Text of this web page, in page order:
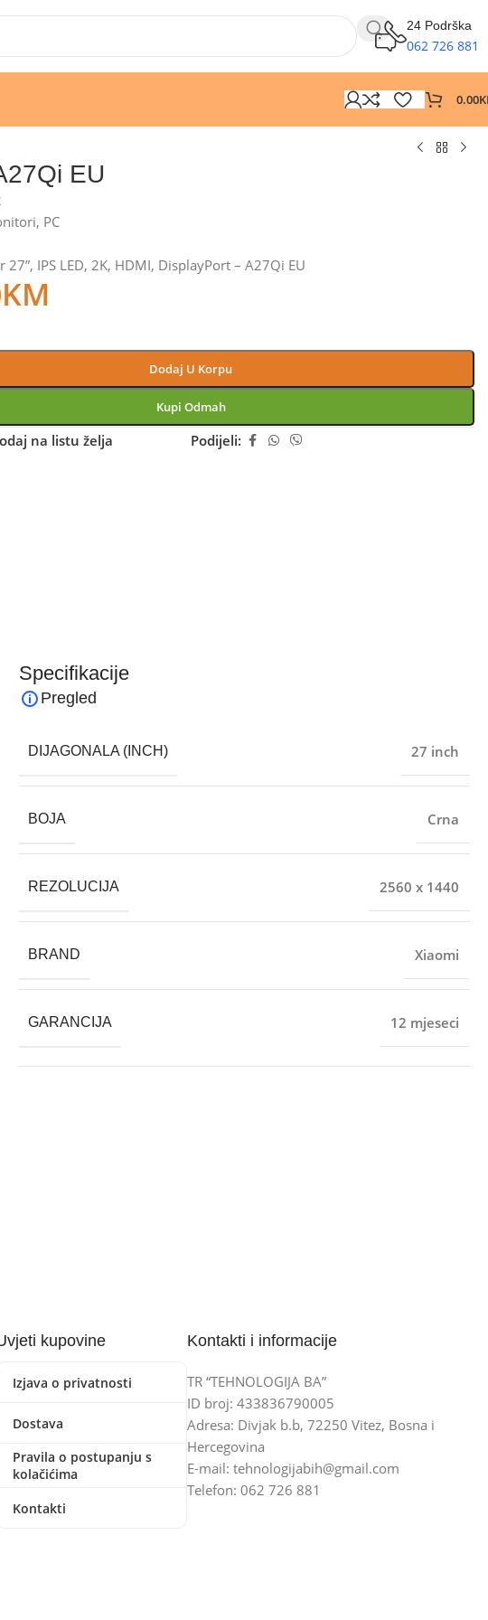
24 Podrška
062 726 881
0.00
EU
, PC
IPS LED, 2K, HDMI, DisplayPort – A27Qi EU
KM
Dodaj U Korpu
Kupi Odmah
na listu želja Podijeli:
Specifikacije
Pregled
DIJAGONALA (INCH) 27 inch
BOJA Crna
REZOLUCIJA 2560 x 1440
BRAND Xiaomi
GARANCIJA 12 mjeseci
kupovine
Izjava o privatnosti
Dostava
Pravila o postupanju s
kolačićima
Kontakti
Kontakti i informacije
TR “TEHNOLOGIJA BA”
ID broj: 433836790005
Adresa: Divjak b.b, 72250 Vitez, Bosna i
Hercegovina
E-mail: tehnologijabih@gmail.com
Telefon: 062 726 881